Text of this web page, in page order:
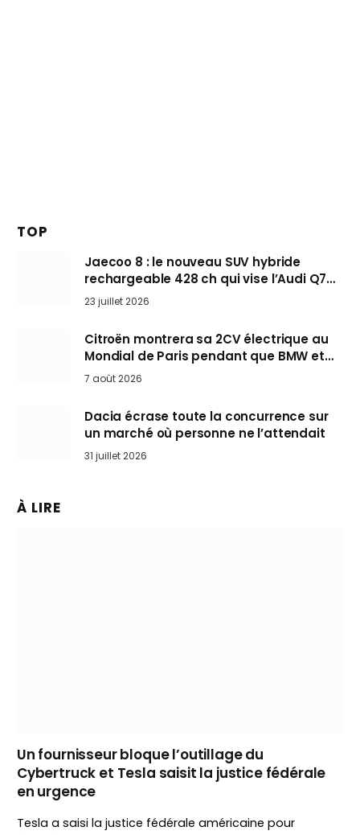
TOP
Jaecoo 8 : le nouveau SUV hybride
rechargeable 428 ch qui vise l’Audi Q7
arrive en Europe cet automne
23 juillet 2026
Citroën montrera sa 2CV électrique au
Mondial de Paris pendant que BMW et
Mini désertent le salon
7 août 2026
Dacia écrase toute la concurrence sur
un marché où personne ne l’attendait
31 juillet 2026
À LIRE
Un fournisseur bloque l’outillage du
Cybertruck et Tesla saisit la justice fédérale
en urgence
Tesla a saisi la justice fédérale américaine pour